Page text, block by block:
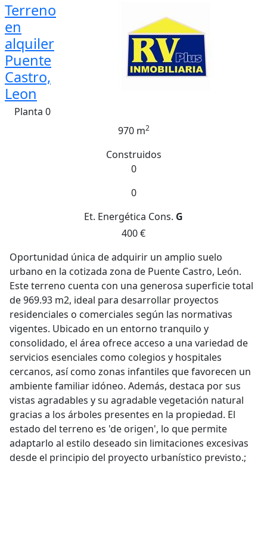
Terreno
en
alquiler
Puente
Castro,
Leon
Planta 0
970 m2
Construidos
0
0
Et. Energética Cons. G
400 €
Oportunidad única de adquirir un amplio suelo
urbano en la cotizada zona de Puente Castro, León.
Este terreno cuenta con una generosa superficie total
de 969.93 m2, ideal para desarrollar proyectos
residenciales o comerciales según las normativas
vigentes. Ubicado en un entorno tranquilo y
consolidado, el área ofrece acceso a una variedad de
servicios esenciales como colegios y hospitales
cercanos, así como zonas infantiles que favorecen un
ambiente familiar idóneo. Además, destaca por sus
vistas agradables y su agradable vegetación natural
gracias a los árboles presentes en la propiedad. El
estado del terreno es 'de origen', lo que permite
adaptarlo al estilo deseado sin limitaciones excesivas
desde el principio del proyecto urbanístico previsto.;